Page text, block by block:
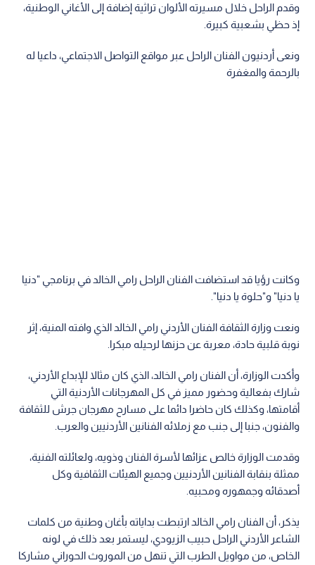
وقدم الراحل خلال مسيرته الألوان تراثية إضافة إلى الأغاني الوطنية،
إذ حظي بشعبية كبيرة.
ونعى أردنيون الفنان الراحل عبر مواقع التواصل الاجتماعي، داعيا له
بالرحمة والمغفرة
وكانت رؤيا قد استضافت الفنان الراحل رامي الخالد في برنامجي "دنيا
يا دنيا" و"حلوة يا دنيا".
ونعت وزارة الثقافة الفنان الأردني رامي الخالد الذي وافته المنية، إثر
نوبة قلبية حادة، معربة عن حزنها لرحيله مبكرا.
وأكدت الوزارة، أن الفنان رامي الخالد، الذي كان مثالا للإبداع الأردني،
شارك بفعالية وحضور مميز في كل المهرجانات الأردنية التي
أقامتها، وكذلك كان حاضرا دائما على مسارح مهرجان جرش للثقافة
والفنون، جنبا إلى جنب مع زملائه الفنانين الأردنيين والعرب.
وقدمت الوزارة خالص عزائها لأسرة الفنان وذويه، ولعائلته الفنية،
ممثلة بنقابة الفنانين الأردنيين وجميع الهيئات الثقافية وكل
أصدقائه وجمهوره ومحبيه.
يذكر، أن الفنان رامي الخالد ارتبطت بداياته بأغان وطنية من كلمات
الشاعر الأردني الراحل حبيب الزيودي، ليستمر بعد ذلك في لونه
الخاص، من مواويل الطرب التي تنهل من الموروث الحوراني مشاركا